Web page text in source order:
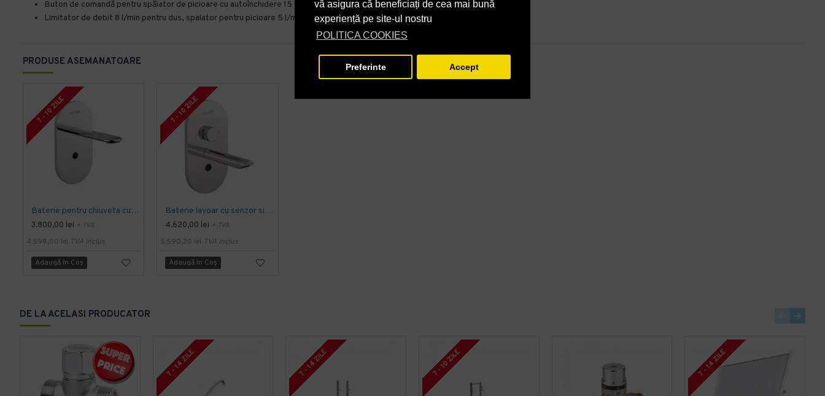
vă asigura că beneficiați de cea mai bună
experiență pe site-ul nostru
POLITICA COOKIES
Preferinte Accept
PRODUSE ASEMANATOARE
7 - 10 ZILE
Baterie pentru chiuveta cu fotocelula incorporata si gura de scurgere
3.800,00 lei + TVA
4.598,00 lei TVA inclus
Adaugă în Coş
7 - 10 ZILE
Baterie lavoar cu senzor si mixer electonic, incastrata - Idral
4.620,00 lei + TVA
5.590,20 lei TVA inclus
Adaugă în Coş
DE LA ACELASI PRODUCATOR
7 - 14 ZILE 7 - 14 ZILE 7 - 10 ZILE 7 - 14 ZILE
Buton de comandă pentru spălator de picioare cu autoînchidere 15 secunde la 3 bare nu este reglabil
Limitator de debit 8 l/min pentru dus, spalator pentru picioare 5 l/min